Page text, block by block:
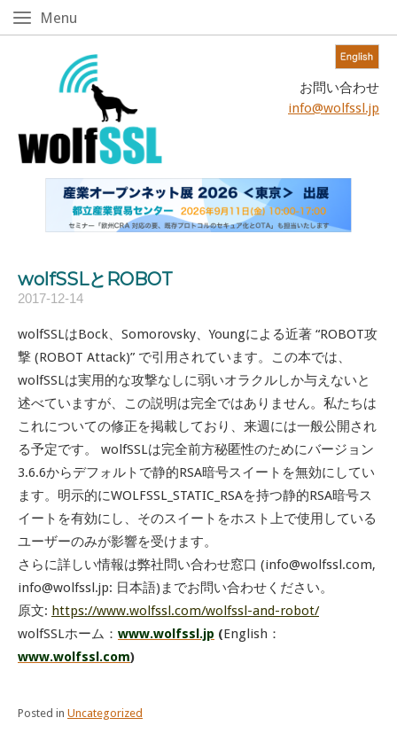
Skip
お問い合わせ
info@wolfssl.jp
Menu
wolfSSLとROBOT
2017-12-14
wolfSSLはBock、Somorovsky、Youngによる近著 “ROBOT攻
撃 (ROBOT Attack)” で引用されています。この本では、
wolfSSLは実用的な攻撃なしに弱いオラクルしか与えないと
述べていますが、この説明は完全ではありません。私たちは
これについての修正を掲載しており、来週には一般公開され
る予定です。 wolfSSLは完全前方秘匿性のためにバージョン
3.6.6からデフォルトで静的RSA暗号スイートを無効にしてい
ます。明示的にWOLFSSL_STATIC_RSAを持つ静的RSA暗号ス
イートを有効にし、そのスイートをホスト上で使用している
ユーザーのみが影響を受けます。
さらに詳しい情報は弊社問い合わせ窓口 (info@wolfssl.com,
info@wolfssl.jp: 日本語)までお問い合わせください。
原文: https://www.wolfssl.com/wolfssl-and-robot/
wolfSSLホーム： www.wolfssl.jp (English：
www.wolfssl.com)
Posted in Uncategorized